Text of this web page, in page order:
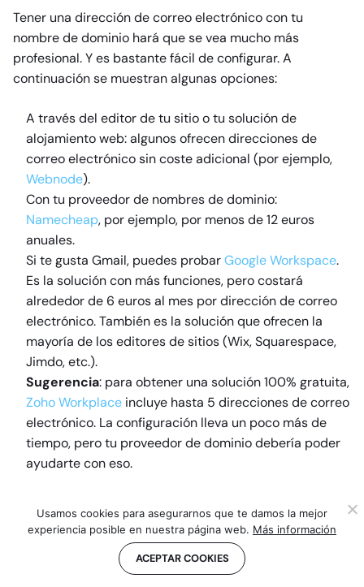
Tener una dirección de correo electrónico con tu
nombre de dominio hará que se vea mucho más
profesional. Y es bastante fácil de configurar. A
continuación se muestran algunas opciones:
A través del editor de tu sitio o tu solución de
alojamiento web: algunos ofrecen direcciones de
correo electrónico sin coste adicional (por ejemplo,
Webnode).
Con tu proveedor de nombres de dominio:
Namecheap, por ejemplo, por menos de 12 euros
anuales.
Si te gusta Gmail, puedes probarGoogle Workspace.
Es la solución con más funciones, pero costará
alrededor de 6 euros al mes por dirección de correo
electrónico. También es la solución que ofrecen la
mayoría de los editores de sitios (Wix, Squarespace,
Jimdo, etc.).
Sugerencia: para obtener una solución 100% gratuita,
Zoho Workplace incluye hasta 5 direcciones de correo
electrónico. La configuración lleva un poco más de
tiempo, pero tu proveedor de dominio debería poder
ayudarte con eso.
Diseño web y planificación de un
sitio web
Usamos cookies para asegurarnos que te damos la mejor
experiencia posible en nuestra página web. Más información
ACEPTAR COOKIES